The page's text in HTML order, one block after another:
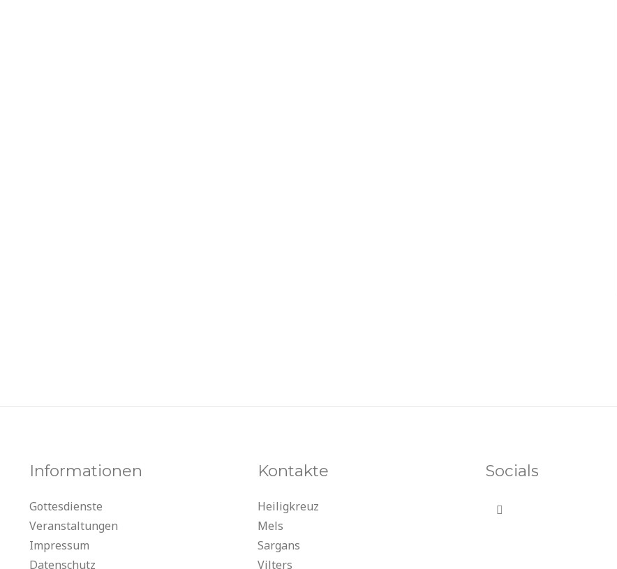
Informationen
Gottesdienste
Veranstaltungen
Impressum
Datenschutz
Kontakte
Heiligkreuz
Mels
Sargans
Vilters
Socials